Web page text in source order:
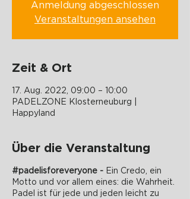
Anmeldung abgeschlossen
Veranstaltungen ansehen
Zeit & Ort
17. Aug. 2022, 09:00 – 10:00
PADELZONE Klosterneuburg |
Happyland
Über die Veranstaltung
#padelisforeveryone - Ein Credo, ein
Motto und vor allem eines: die Wahrheit.
Padel ist für jede und jeden leicht zu